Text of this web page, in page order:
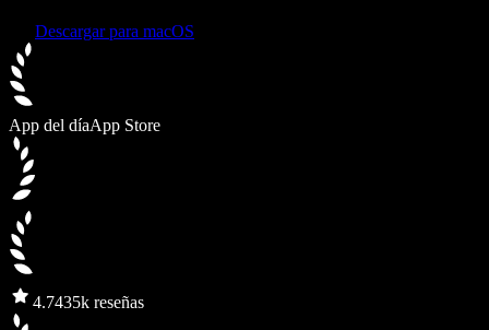
Descargar para macOS
App del díaApp Store
4.7435k reseñas